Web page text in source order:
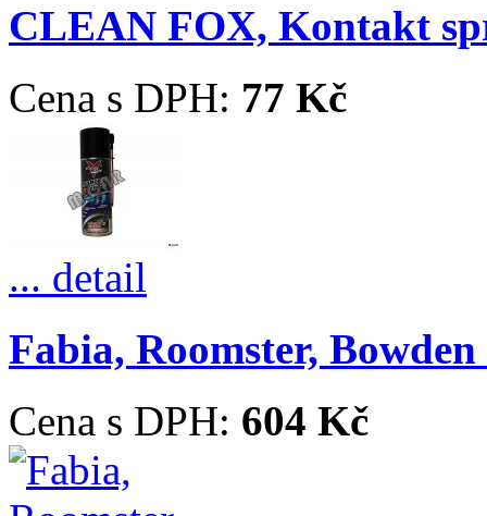
CLEAN FOX, Kontakt
Cena s DPH: 77 Kč
... detail
Fabia, Roomster,
Cena s DPH: 604 Kč